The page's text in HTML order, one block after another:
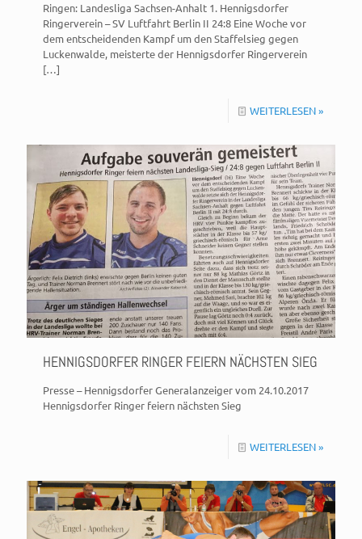
Ringen: Landesliga Sachsen-Anhalt 1. Hennigsdorfer
Ringerverein – SV Luftfahrt Berlin II 24:8 Eine Woche vor
dem entscheidenden Kampf um den Staffelsieg gegen
Luckenwalde, meisterte der Hennigsdorfer Ringerverein
[…]
WEITERLESEN »
HENNIGSDORFER RINGER FEIERN NÄCHSTEN SIEG
Presse – Hennigsdorfer Generalanzeiger vom 24.10.2017
Hennigsdorfer Ringer feiern nächsten Sieg
WEITERLESEN »